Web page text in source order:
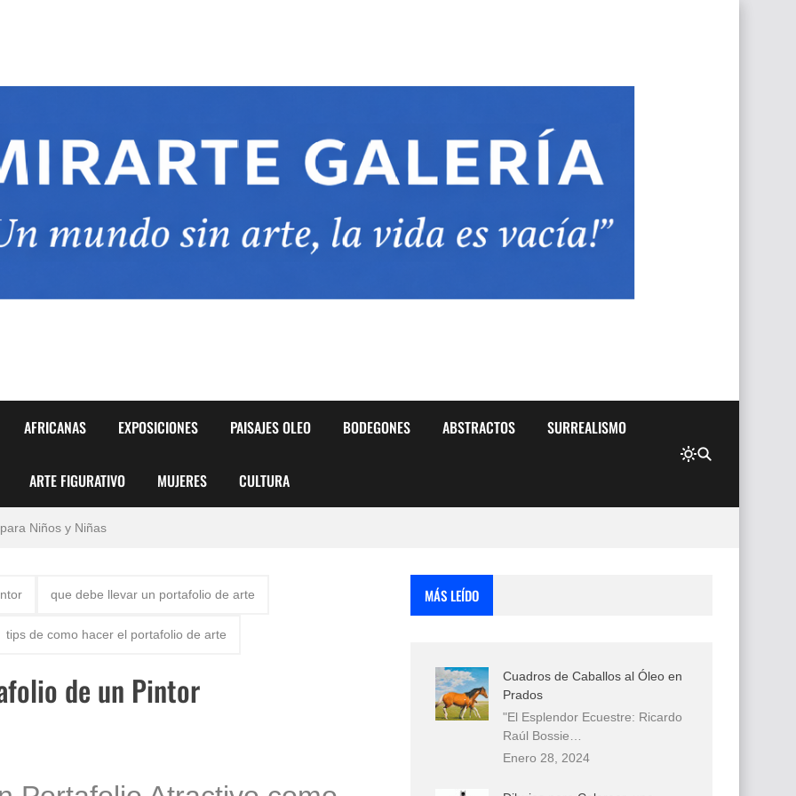
AFRICANAS EXPOSICIONES PAISAJES OLEO BODEGONES ABSTRACTOS SURREALISMO
ARTE FIGURATIVO MUJERES CULTURA
Niños y Niñas
Biryulina Vita
Bellas del Mundo
que debe llevar un portafolio de arte
tips de como hacer el portafolio de arte
de un Pintor
MÁS LEÍDO
Cuadros de Caballos al Óleo en
Prados
"El Esplendor Ecuestre: Ricardo
Raúl Bossie…
Enero 28, 2024